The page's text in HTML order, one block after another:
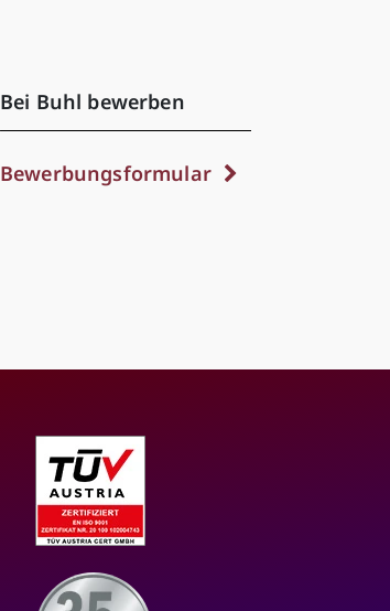
Bei Buhl bewerben
Bewerbungsformular